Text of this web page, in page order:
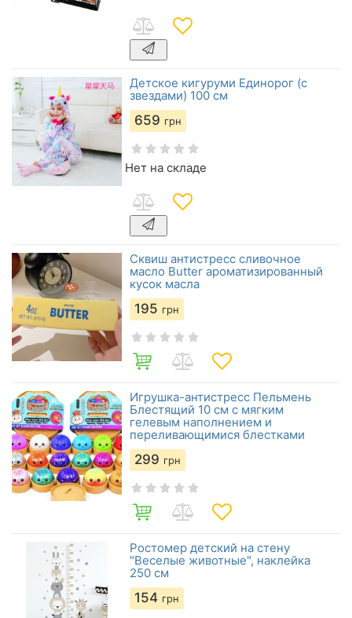
Детское кигуруми Eдинорог (с
звездами) 100 см
659 грн
Нет на складе
Сквиш антистресс сливочное
масло Butter ароматизированный
кусок масла
195 грн
Игрушка-антистресс Пельмень
Блестящий 10 см с мягким
гелевым наполнением и
переливающимися блестками
299 грн
Ростомер детский на стену
"Веселые животные", наклейка
250 см
154 грн